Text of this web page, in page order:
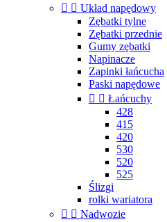
  Układ napędowy
Zębatki tylne
Zębatki przednie
Gumy zębatki
Napinacze
Zapinki łańcucha
Paski napędowe
  Łańcuchy
428
415
420
530
520
525
Ślizgi
rolki wariatora
  Nadwozie